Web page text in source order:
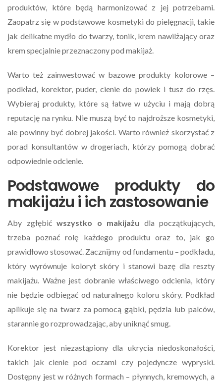
produktów, które będą harmonizować z jej potrzebami.
Zaopatrz się w podstawowe kosmetyki do pielęgnacji, takie
jak delikatne mydło do twarzy, tonik, krem nawilżający oraz
krem specjalnie przeznaczony pod makijaż.
Warto też zainwestować w bazowe produkty kolorowe –
podkład, korektor, puder, cienie do powiek i tusz do rzęs.
Wybieraj produkty, które są łatwe w użyciu i mają dobrą
reputację na rynku. Nie muszą być to najdroższe kosmetyki,
ale powinny być dobrej jakości. Warto również skorzystać z
porad konsultantów w drogeriach, którzy pomogą dobrać
odpowiednie odcienie.
Podstawowe produkty do
makijażu i ich zastosowanie
Aby zgłębić wszystko o makijażu dla początkujących,
trzeba poznać rolę każdego produktu oraz to, jak go
prawidłowo stosować. Zacznijmy od fundamentu – podkładu,
który wyrównuje koloryt skóry i stanowi bazę dla reszty
makijażu. Ważne jest dobranie właściwego odcienia, który
nie będzie odbiegać od naturalnego koloru skóry. Podkład
aplikuje się na twarz za pomocą gąbki, pędzla lub palców,
starannie go rozprowadzając, aby uniknąć smug.
Korektor jest niezastąpiony dla ukrycia niedoskonałości,
takich jak cienie pod oczami czy pojedyncze wypryski.
Dostępny jest w różnych formach – płynnych, kremowych, a